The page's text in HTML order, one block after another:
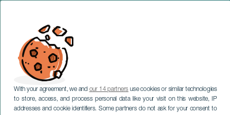
With your agreement, we and our 14 partners use cookies or similar technologies
to store, access, and process personal data like your visit on this website, IP
addresses and cookie identifiers. Some partners do not ask for your consent to